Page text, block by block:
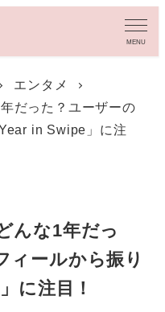
MENU
エンタメ
だった？ユーザーの
in Swipe」に注
んな1年だっ
ィールから振り
に注目！